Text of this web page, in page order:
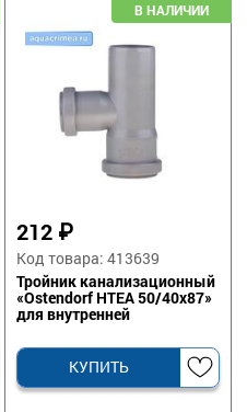
212 ₽
Код товара: 413639
Тройник канализационный
«Ostendorf HTEA 50/40х87»
для внутренней
канализации
КУПИТЬ